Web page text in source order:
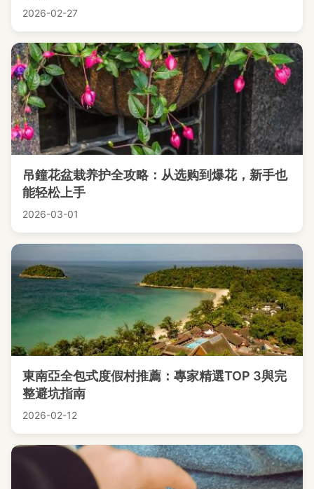
2026-02-27
吊鐘花盆栽养护全攻略：从选购到爆花，新手也
能轻松上手
2026-03-01
東南亞全包式度假村推薦：專家精選TOP 3與完
整避坑指南
2026-02-12